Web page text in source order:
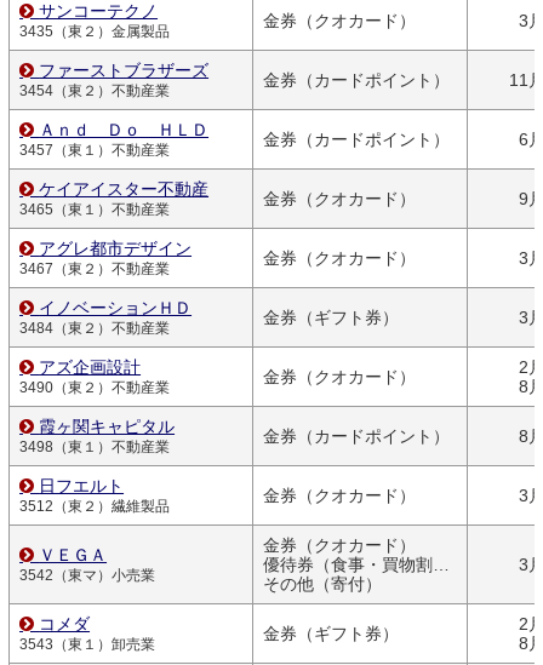
サンコーテクノ
3435（東２）金属製品
金券（クオカード） 3
ファーストブラザーズ
3454（東２）不動産業
金券（カードポイント） 11
Ａｎｄ Ｄｏ ＨＬＤ
3457（東１）不動産業
金券（カードポイント） 6
ケイアイスター不動産
3465（東１）不動産業
金券（クオカード） 9
アグレ都市デザイン
3467（東２）不動産業
金券（クオカード） 3
イノベーションＨＤ
3484（東２）不動産業
金券（ギフト券） 3
アズ企画設計
3490（東２）不動産業
金券（クオカード）
2
8
霞ヶ関キャピタル
3498（東１）不動産業
金券（カードポイント） 8
日フエルト
3512（東２）繊維製品
金券（クオカード） 3
ＶＥＧＡ
3542（東マ）小売業
金券（クオカード）
優待券（食事・買物割引券）
その他（寄付）
3
コメダ
3543（東１）卸売業
金券（ギフト券）
2
8